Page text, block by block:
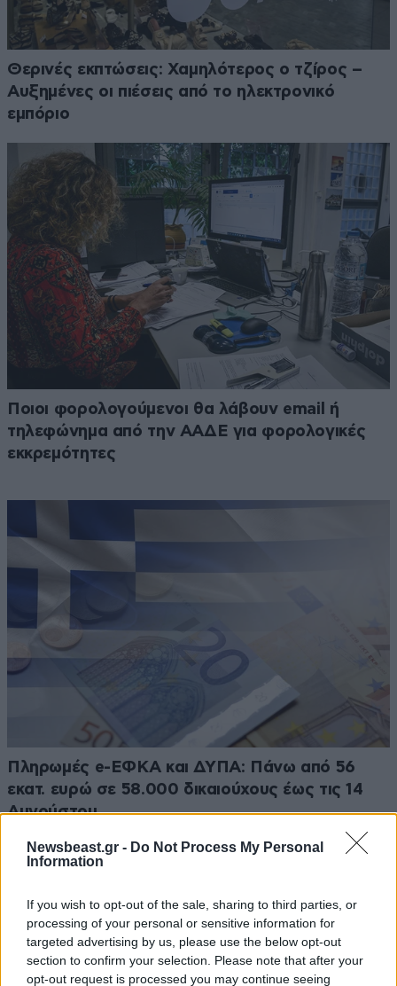
Newsbeast.gr - Do Not Process My Personal
Information
If you wish to opt-out of the sale, sharing to third parties, or
processing of your personal or sensitive information for
targeted advertising by us, please use the below opt-out
section to confirm your selection. Please note that after your
opt-out request is processed you may continue seeing
Θερινές εκπτώσεις: Χαμηλότερος ο τζίρος –
Αυξημένες οι πιέσεις από το ηλεκτρονικό
εμπόριο
Ποιοι φορολογούμενοι θα λάβουν email ή
τηλεφώνημα από την ΑΑΔΕ για φορολογικές
εκκρεμότητες
Πληρωμές e-ΕΦΚΑ και ΔΥΠΑ: Πάνω από 56
εκατ. ευρώ σε 58.000 δικαιούχους έως τις 14
Αυγούστου